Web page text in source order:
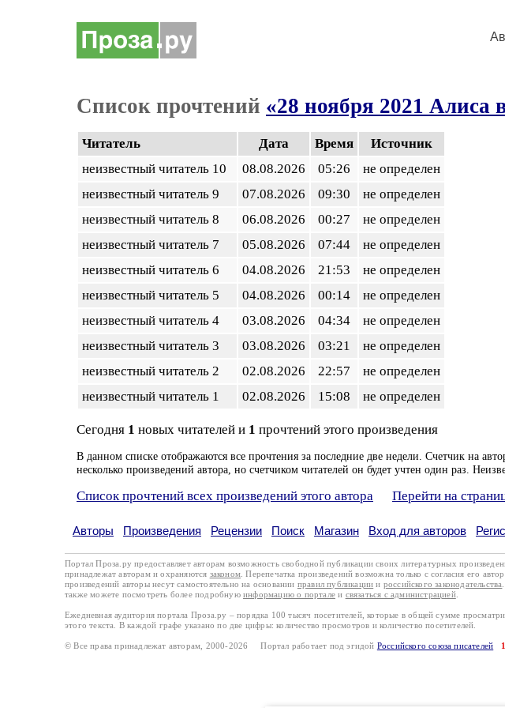
Список прочтений «28 ноября 2021 Алиса
Читатель Дата Время
Источник
неизвестный читатель 10
08.08.2026 05:26
не определен
неизвестный читатель 9
07.08.2026 09:30
не определен
неизвестный читатель 8
06.08.2026 00:27
не определен
неизвестный читатель 7
05.08.2026 07:44
не определен
неизвестный читатель 6
04.08.2026 21:53
не определен
неизвестный читатель 5
04.08.2026 00:14
не определен
неизвестный читатель 4
03.08.2026 04:34
не определен
неизвестный читатель 3
03.08.2026 03:21
не определен
неизвестный читатель 2
02.08.2026 22:57
не определен
неизвестный читатель 1
02.08.2026 15:08 не определен
Сегодня 1 новых читателей и 1 прочтений этого произведения
В данном списке отображаются все прочтения за последние две недели. Счетчик на
несколько произведений автора, но счетчиком читателей он будет учтен один раз.
Список прочтений всех произведений этого автора Перейти на
Авторы Произведения Рецензии Поиск Магазин Вход для авторов
Портал Проза.ру предоставляет авторам возможность свободной публикации своих литературных
принадлежат авторам и охраняются законом . Перепечатка произведений возможна только с согласия его
произведений авторы несут самостоятельно на основании правил публикации и российского законодательства
также можете посмотреть более подробную информацию о портале и связаться с администрацией.
Ежедневная аудитория портала Проза.ру – порядка 100 тысяч посетителей, которые в общей сумме
этого текста. В каждой графе указано по две цифры: количество просмотров и количество посетителей.
© Все права принадлежат авторам, 2000-2026 Портал работает под эгидой Российского союза писателей